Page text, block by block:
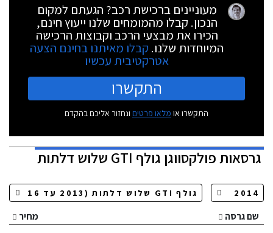
מעוניינים ברכישת רכב? הגעתם למקום
הנכון. קבלו מהמומחים שלנו ייעוץ חינם,
הכירו את מבצעי הרכב וקבוצות הרכישה
המיוחדות שלנו. קבלו מאיתנו בחינם הצעה
אטרקטיבית עכשיו
התקשרו
התקשרו או מלאו פרטים ונחזור אליכם בהקדם
גרסאותפולקסווגן גולף GTI שלוש דלתות
שם גרסה
מחיר